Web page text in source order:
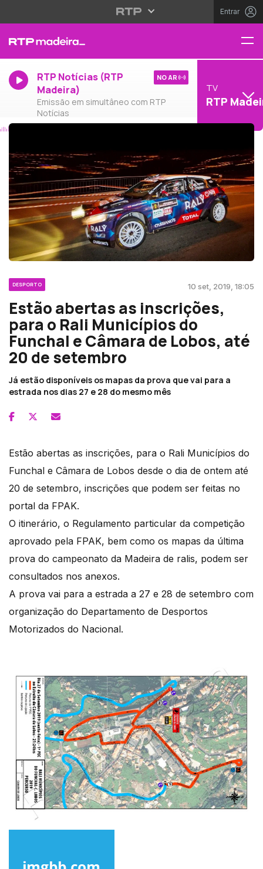
Entrar
RTP Notícias (RTP
Madeira)
Emissão em simultâneo com RTP
Notícias
NO AR
TV
RTP
DESPORTO 10 set, 2019, 18:05
Estão abertas as inscrições,
para o Rali Municípios do
Funchal e Câmara de Lobos, até
20 de setembro
Já estão disponíveis os mapas da prova que vai para a
estrada nos dias 27 e 28 do mesmo mês
Estão abertas as inscrições, para o Rali Municípios do
Funchal e Câmara de Lobos desde o dia de ontem até
20 de setembro, inscrições que podem ser feitas no
portal da FPAK.
O itinerário, o Regulamento particular da competição
aprovado pela FPAK, bem como os mapas da última
prova do campeonato da Madeira de ralis, podem ser
consultados nos anexos.
A prova vai para a estrada a 27 e 28 de setembro com
organização do Departamento de Desportos
Motorizados do Nacional.